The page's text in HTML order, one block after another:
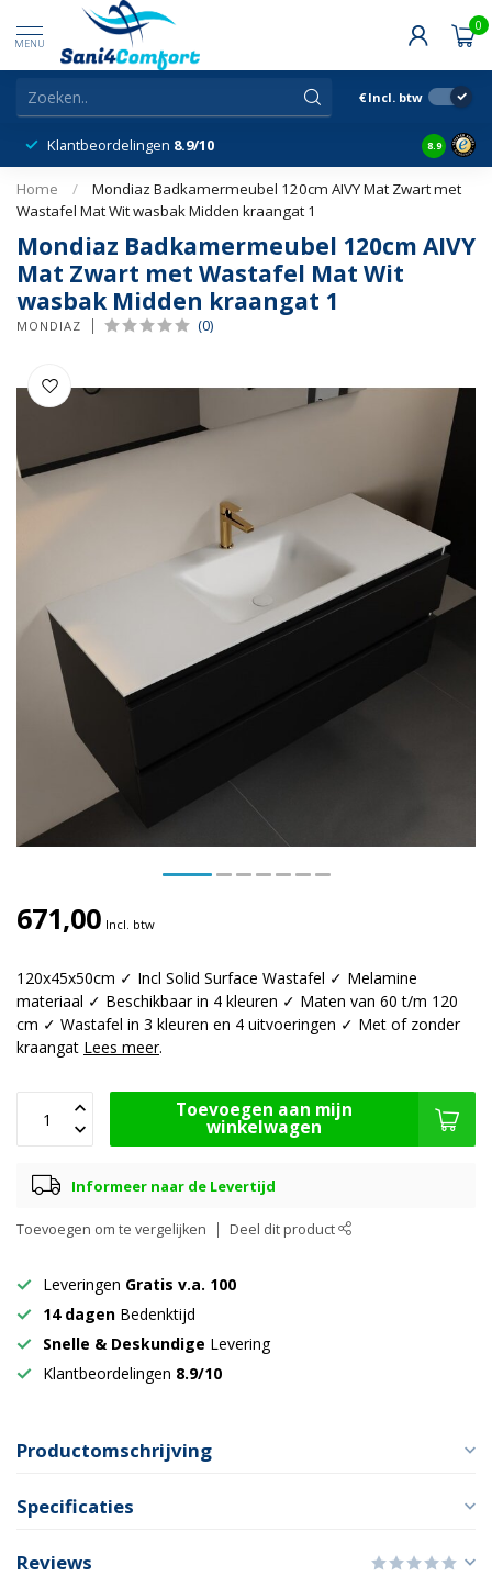
MENU
0
€ Incl. btw
Klantbeordelingen 8.9/10 8.9
Home /
Mondiaz Badkamermeubel 120cm AIVY Mat Zwart met
Wastafel Mat Wit wasbak Midden kraangat 1
Mondiaz Badkamermeubel 120cm AIVY
Mat Zwart met Wastafel Mat Wit
wasbak Midden kraangat 1
MONDIAZ (0)
671,00 Incl. btw
120x45x50cm ✓ Incl Solid Surface Wastafel ✓ Melamine
materiaal ✓ Beschikbaar in 4 kleuren ✓ Maten van 60 t/m 120
cm ✓ Wastafel in 3 kleuren en 4 uitvoeringen ✓ Met of zonder
kraangat Lees meer.
Toevoegen aan mijn
winkelwagen
Informeer naar de Levertijd
Toevoegen om te vergelijken Deel dit product
Leveringen Gratis v.a. 100
14 dagen Bedenktijd
Snelle & Deskundige Levering
Klantbeordelingen 8.9/10
Productomschrijving
Specificaties
Reviews